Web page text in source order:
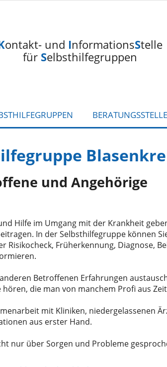
ontakt- und InformationsStelle
für Selbsthilfegruppen
und Angehörige
Hilfe im Umgang mit der Krankheit
In der Selbsthilfegruppe können
Risikocheck, Früherkennung, Diagnose,
Betroffenen Erfahrungen
hören, die man von manchem Profi aus
mit Kliniken, niedergelassenen
aus erster Hand.